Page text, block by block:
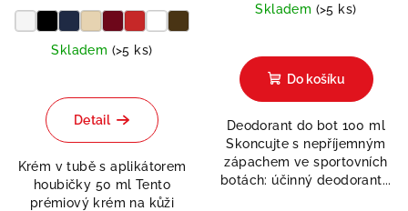
Skladem (>5 ks)
Detail
Krém v tubě s aplikátorem
houbičky 50 ml Tento
prémiový krém na kůži
Skladem (>5 ks)
hodnocení
produktu
z
5
hvězdiček.
Do košíku
Deodorant do bot 100 ml
Skoncujte s nepříjemným
zápachem ve sportovních
botách: účinný deodorant...